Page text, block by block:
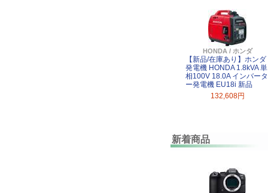
HONDA / ホンダ
【新品/在庫あり】ホンダ
発電機 HONDA 1.8kVA 単
相100V 18.0A インバータ
ー発電機 EU18i 新品
132,608円
新着商品